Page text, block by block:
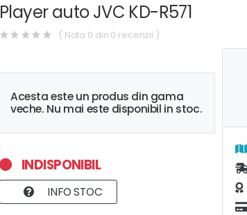
Player auto JVC KD-R571
( Nota 0 din 0 recenzii )
Acesta este un produs din gama
veche. Nu mai este disponibil in stoc.
INDISPONIBIL
INFO STOC